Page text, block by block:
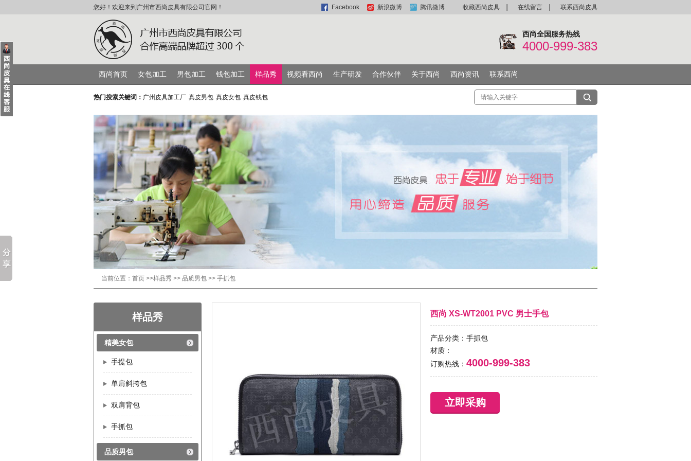
您好！欢迎来到广州市西尚皮具有限公司官网！ Facebook 新浪微博 腾讯微博 收藏西尚皮具 在线留言 联系西尚皮具
西尚全国服务热线
4000-999-383
西尚首页 女包加工 男包加工 钱包加工 样品秀 视频看西尚 生产研发 合作伙伴 关于西尚 西尚资讯 联系西尚
热门搜索关键词： 广州皮具加工厂 真皮男包 真皮女包 真皮钱包
当前位置： 首页 >>样品秀 >> 品质男包 >> 手抓包
样品秀
精美女包
手提包
单肩斜挎包
双肩背包
手抓包
品质男包
西尚 XS-WT2001 PVC 男士手包
产品分类：手抓包
材质：
订购热线： 4000-999-383
立即采购